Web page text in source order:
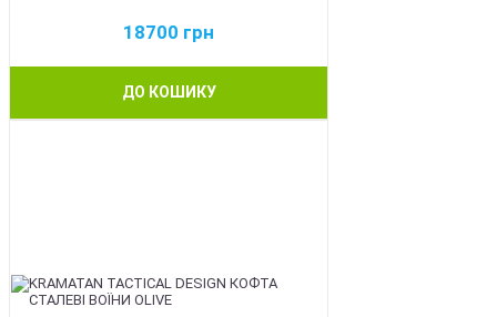
18700 грн
ДО КОШИКУ